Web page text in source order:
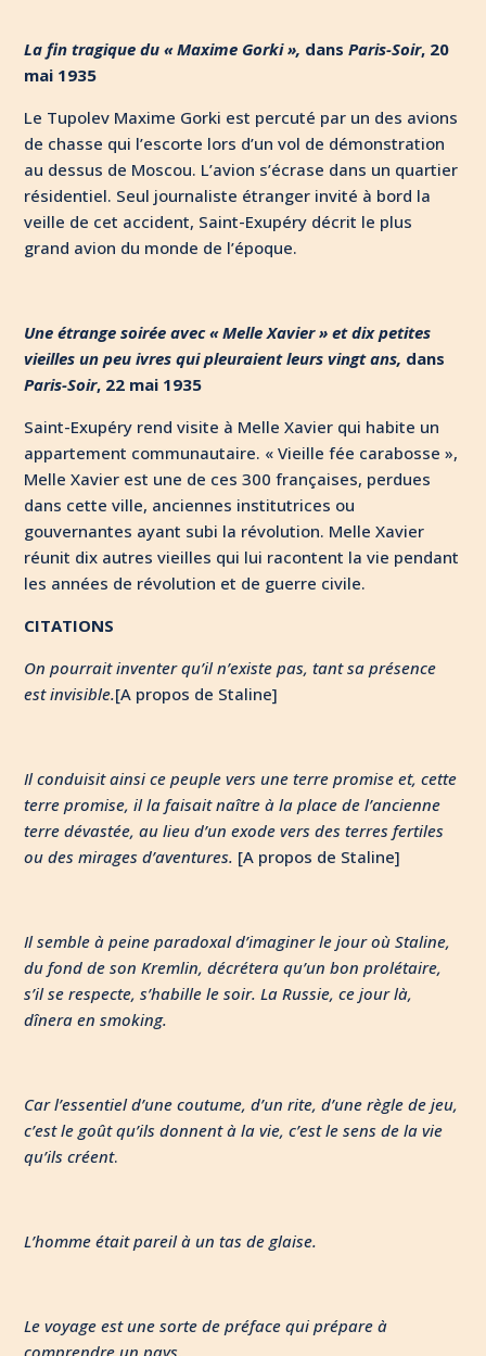
La fin tragique du « Maxime Gorki », dansParis-Soir, 20
mai 1935
Le Tupolev Maxime Gorki est percuté par un des avions
de chasse qui l’escorte lors d’un vol de démonstration
au dessus de Moscou. L’avion s’écrase dans un quartier
résidentiel. Seul journaliste étranger invité à bord la
veille de cet accident, Saint-Exupéry décrit le plus
grand avion du monde de l’époque.
Une étrange soirée avec « Melle Xavier » et dix petites
vieilles un peu ivres qui pleuraient leurs vingt ans, dans
Paris-Soir, 22 mai 1935
Saint-Exupéry rend visite à Melle Xavier qui habite un
appartement communautaire. « Vieille fée carabosse »,
Melle Xavier est une de ces 300 françaises, perdues
dans cette ville, anciennes institutrices ou
gouvernantes ayant subi la révolution. Melle Xavier
réunit dix autres vieilles qui lui racontent la vie pendant
les années de révolution et de guerre civile.
CITATIONS
On pourrait inventer qu’il n’existe pas, tant sa présence
est invisible.[A propos de Staline]
Il conduisit ainsi ce peuple vers une terre promise et, cette
terre promise, il la faisait naître à la place de l’ancienne
terre dévastée, au lieu d’un exode vers des terres fertiles
ou des mirages d’aventures. [A propos de Staline]
Il semble à peine paradoxal d’imaginer le jour où Staline,
du fond de son Kremlin, décrétera qu’un bon prolétaire,
s’il se respecte, s’habille le soir. La Russie, ce jour là,
dînera en smoking.
Car l’essentiel d’une coutume, d’un rite, d’une règle de jeu,
c’est le goût qu’ils donnent à la vie, c’est le sens de la vie
qu’ils créent.
L’homme était pareil à un tas de glaise.
Le voyage est une sorte de préface qui prépare à
comprendre un pays.